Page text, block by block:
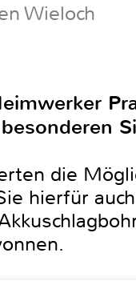
Wieloch
die
hierfür